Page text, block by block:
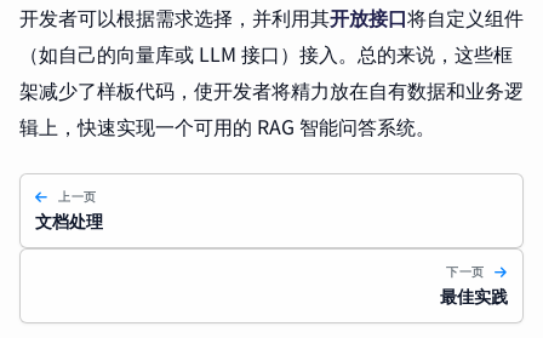
开发者可以根据需求选择，并利用其开放接口将自定义组件
（如自己的向量库或 LLM 接口）接入。总的来说，这些框
架减少了样板代码，使开发者将精力放在自有数据和业务逻
辑上，快速实现一个可用的 RAG 智能问答系统。
上一页
文档处理
下一页
最佳实践